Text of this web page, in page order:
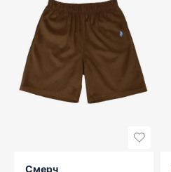
Смерч